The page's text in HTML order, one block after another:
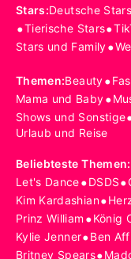
Stars:Deutsche Stars
•Tierische Stars•
Stars und Family•
Themen:Beauty•
Mama und Baby•
Shows und Sonstige
Urlaub und Reise
Beliebteste Themen:
Let's Dance•DSDS•
Kim Kardashian•
Prinz William •König
Kylie Jenner•Ben
Britney Spears•